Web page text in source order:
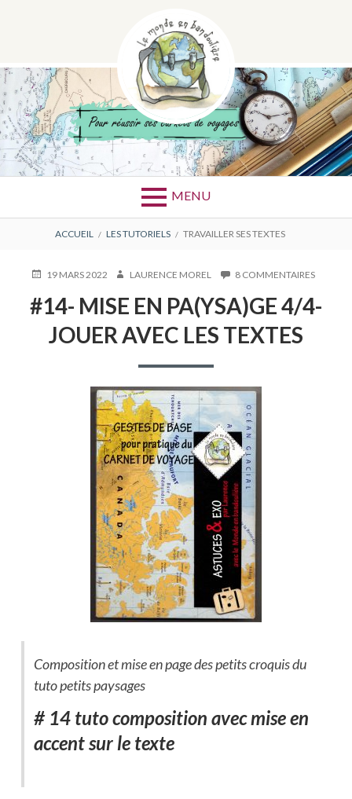
ÉTIQUETTE :TRAVAILLER
SES TEXTES
MENU
D'ARIANE
ACCUEIL LES TUTORIELS TRAVAILLER SES TEXTES
PUBLIÉ19 MARS 2022 AUTEUR
LAURENCE MOREL 8 COMMENTAIRESSUR
#14- MISE EN PA(YSA)GE 4/4-
JOUER AVEC LES TEXTES
Composition et mise en page des petits croquis du
tuto petits paysages
# 14 tuto composition avec mise en
accent sur le texte